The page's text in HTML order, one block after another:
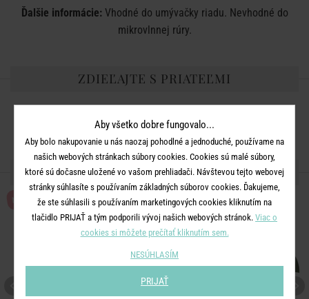
Ďalšie informácie:Vhodné do umývačky riadu. Nevhodné do
mikrovlnnej rúry.
ZDIEĽAJTE S PRIATEĽMI
ĎALŠIE PRODUKTY ZO SÉRIE
Aby všetko dobre fungovalo...
Aby bolo nakupovanie u nás naozaj pohodlné a jednoduché, používame na
našich webových stránkach súbory cookies. Cookies sú malé súbory,
ktoré sú dočasne uložené vo vašom prehliadači. Návštevou tejto webovej
stránky súhlasíte s používaním základných súborov cookies. Ďakujeme,
že ste súhlasili s používaním marketingových cookies kliknutím na
tlačidlo PRIJAŤ a tým podporili vývoj našich webových stránok. Viac o
cookies si môžete prečítať kliknutím sem.
NESÚHLASÍM
PRIJAŤ